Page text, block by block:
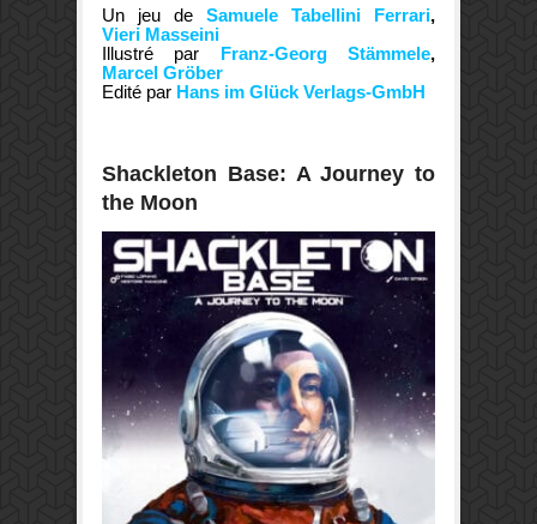
Un jeu de Samuele Tabellini Ferrari,
Vieri Masseini
Illustré par Franz-Georg Stämmele,
Marcel Gröber
Edité par Hans im Glück Verlags-GmbH
Shackleton Base: A Journey to
the Moon